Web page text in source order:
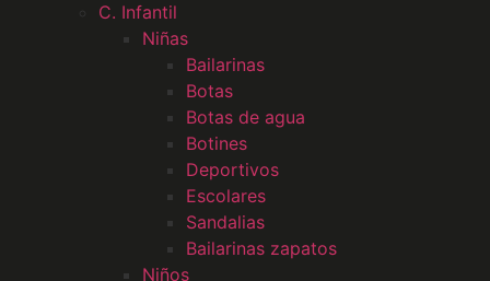
C. Infantil
Niñas
Bailarinas
Botas
Botas de agua
Botines
Deportivos
Escolares
Sandalias
Bailarinas zapatos
Niños